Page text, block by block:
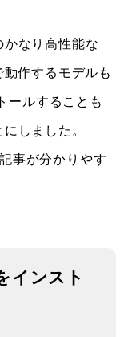
なり高性能な
作するモデルも
ールすることも
しました。
事が分かりやす
インスト